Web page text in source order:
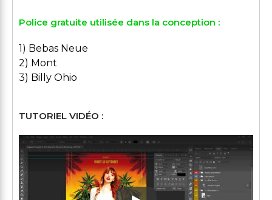
Police gratuite utilisée dans la conception :
1) Bebas Neue
2) Mont
3) Billy Ohio
TUTORIEL VIDÉO :